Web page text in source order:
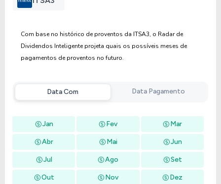
Com base no histórico de proventos da ITSA3, o Radar de
Dividendos Inteligente projeta quais os possíveis meses de
pagamentos de proventos no futuro.
Data Com Data Pagamento
Jan Fev Mar
Abr Mai Jun
Jul Ago Set
Out Nov Dez